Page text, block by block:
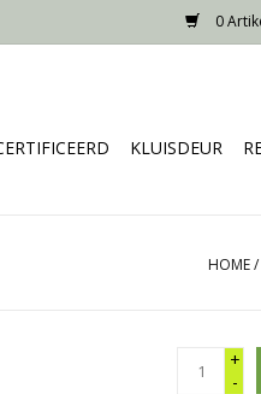
0
KLUISDEUR
HOME/
+
-